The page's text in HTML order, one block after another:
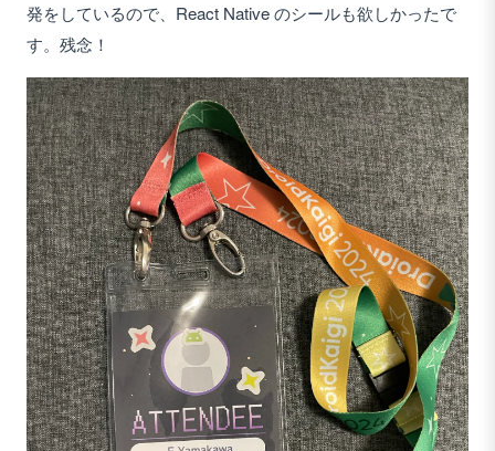
発をしているので、React Native のシールも欲しかったで
す。残念！